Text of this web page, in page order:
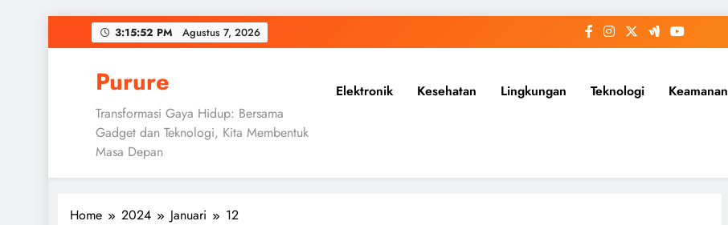
to
3:15:53 PM Agustus 7, 2026
Purure
Transformasi Gaya Hidup: Bersama
Gadget dan Teknologi, Kita Membentuk
Masa Depan
Elektronik Kesehatan Lingkungan Teknologi Keamanan
Home 2024 Januari 12